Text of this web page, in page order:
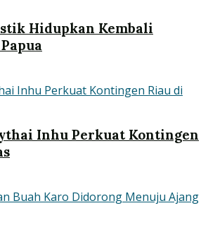
Hidupkan Kembali
Inhu Perkuat Kontingen